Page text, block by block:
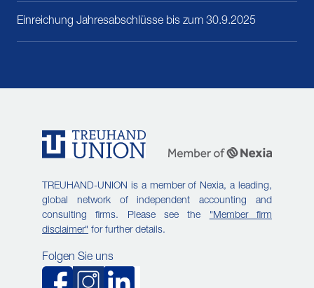
Einreichung Jahresabschlüsse bis zum 30.9.2025
TREUHAND-UNION is a member of Nexia, a leading,
global network of independent accounting and
consulting firms. Please see the "Member firm
disclaimer" for further details.
Folgen Sie uns